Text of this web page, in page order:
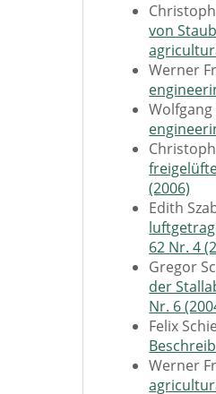
von
Werner
(2006)
Edith
62 Nr. 4
Gregor
der
Nr. 6
Felix
Werner